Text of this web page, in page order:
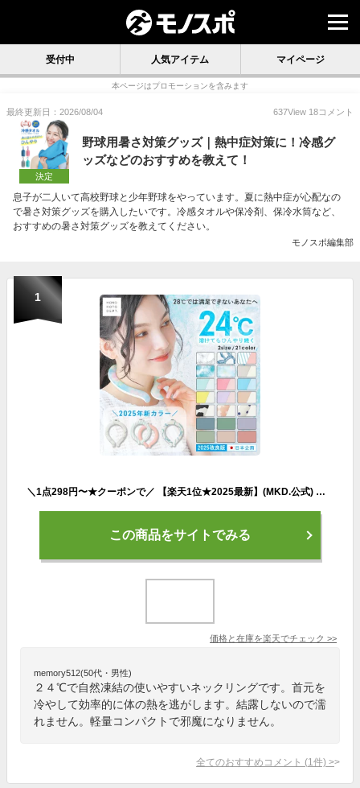
受付中 人気アイテム マイページ
本ページはプロモーションを含みます
最終更新日：2026/08/04 637View 18コメント
決定
野球用暑さ対策グッズ｜熱中症対策に！冷感グ
ッズなどのおすすめを教えて！
息子が二人いて高校野球と少年野球をやっています。夏に熱中症が心配なの
で暑さ対策グッズを購入したいです。冷感タオルや保冷剤、保冷水筒など、
おすすめの暑さ対策グッズを教えてください。
モノスポ編集部
1
＼1点298円〜★クーポンで／ 【楽天1位★2025最新】(MKD.公式) クールリング ネックリング 冷感リング 首 冷却 リング 24℃ 自然凍結 大人 暑さ対策 冷感グッズ PCM 結露しない 野外 フェス アウトドア キッズ 子供 かわいい 犬 ギフト
この商品をサイトでみる
価格と在庫を楽天でチェック >>
memory512(50代・男性)
２４℃で自然凍結の使いやすいネックリングです。首元を
冷やして効率的に体の熱を逃がします。結露しないので濡
れません。軽量コンパクトで邪魔になりません。
全てのおすすめコメント (1 件) >